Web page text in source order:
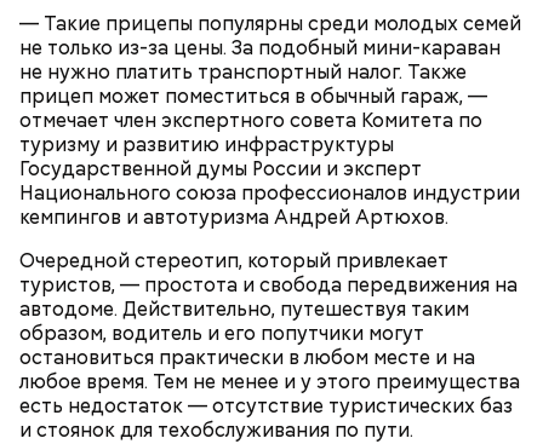
— Такие прицепы популярны среди молодых семей
не только из-за цены. За подобный мини-караван
не нужно платить транспортный налог. Также
прицеп может поместиться в обычный гараж, —
отмечает член экспертного совета Комитета по
туризму и развитию инфраструктуры
Государственной думы России и эксперт
Национального союза профессионалов индустрии
кемпингов и автотуризма Андрей Артюхов.
Очередной стереотип, который привлекает
туристов, — простота и свобода передвижения на
автодоме. Действительно, путешествуя таким
образом, водитель и его попутчики могут
остановиться практически в любом месте и на
любое время. Тем не менее и у этого преимущества
есть недостаток — отсутствие туристических баз
и стоянок для техобслуживания по пути.